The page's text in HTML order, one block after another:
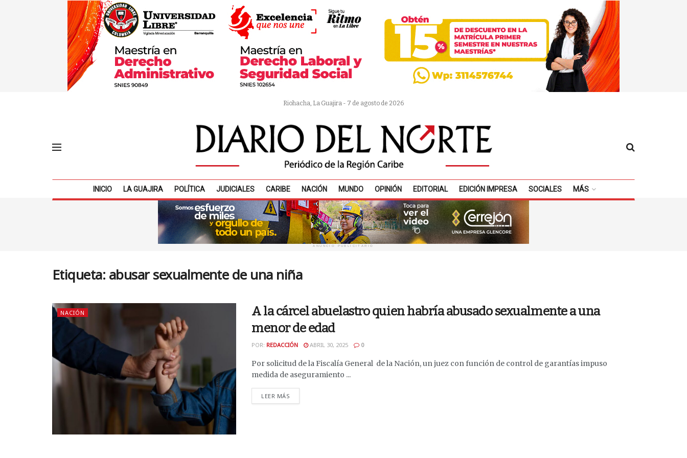
Riohacha, La Guajira - 7 de agosto de 2026
INICIO LA GUAJIRA POLÍTICA JUDICIALES CARIBE NACIÓN MUNDO OPINIÓN EDITORIAL EDICIÓN IMPRESA SOCIALES MÁS
ANUNCIO PUBLICITARIO
Etiqueta: abusar sexualmente de una niña
NACIÓN
A la cárcel abuelastro quien habría abusado sexualmente a una
menor de edad
POR: REDACCIÓN ABRIL 30, 2025 0
Por solicitud de la Fiscalía General de la Nación, un juez con función de control de garantías impuso
medida de aseguramiento ...
LEER MÁS